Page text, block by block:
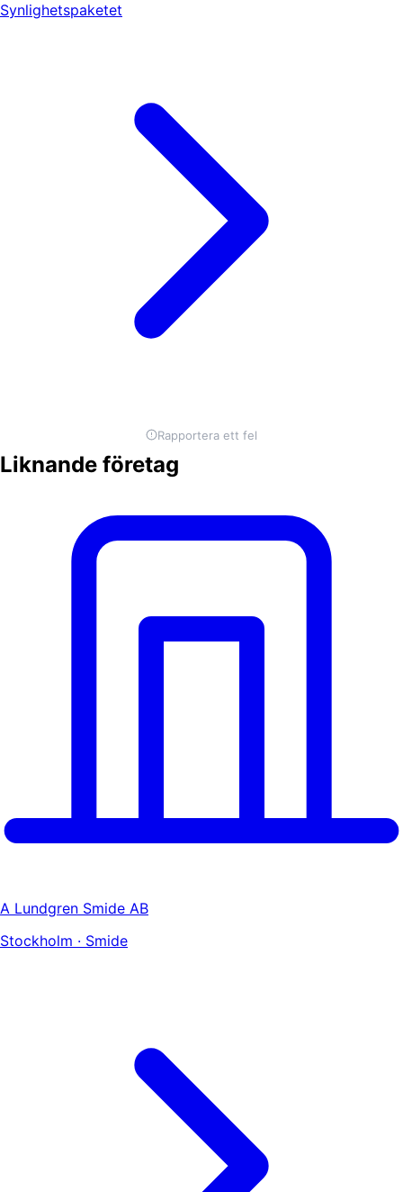
Synlighetspaketet
Rapportera ett fel
Liknande företag
A Lundgren Smide AB
Stockholm · Smide